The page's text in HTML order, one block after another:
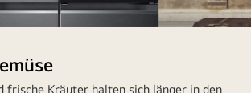
frische Kräuter halten sich länger in den